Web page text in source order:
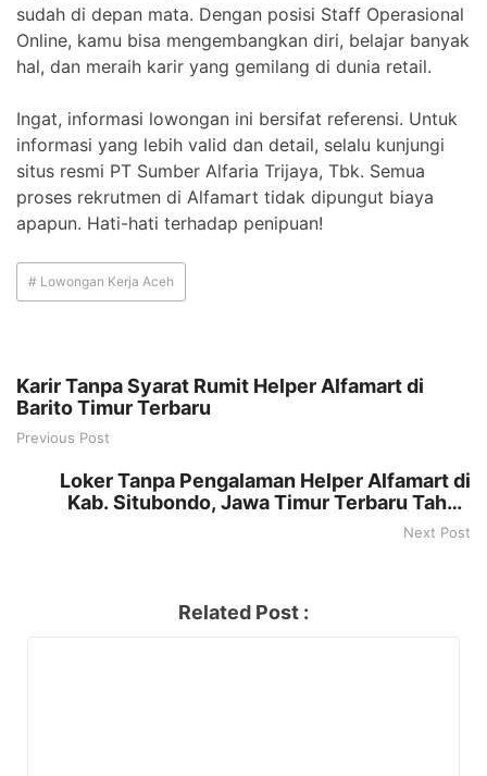
sudah di depan mata. Dengan posisi Staff Operasional
Online, kamu bisa mengembangkan diri, belajar banyak
hal, dan meraih karir yang gemilang di dunia retail.
Ingat, informasi lowongan ini bersifat referensi. Untuk
informasi yang lebih valid dan detail, selalu kunjungi
situs resmi PT Sumber Alfaria Trijaya, Tbk. Semua
proses rekrutmen di Alfamart tidak dipungut biaya
apapun. Hati-hati terhadap penipuan!
# Lowongan Kerja Aceh
Karir Tanpa Syarat Rumit Helper Alfamart di
Barito Timur Terbaru
Previous Post
Loker Tanpa Pengalaman Helper Alfamart di
Kab. Situbondo, Jawa Timur Terbaru Tahun
2025
Next Post
Related Post :